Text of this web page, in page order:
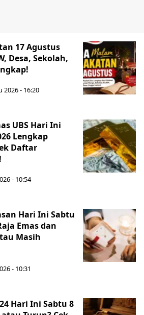
17 Agustus
Desa, Sekolah,
2026 - 16:20
UBS Hari Ini
Lengkap
Daftar
- 10:54
Hari Ini Sabtu
Emas dan
Masih
- 10:31
Hari Ini Sabtu 8